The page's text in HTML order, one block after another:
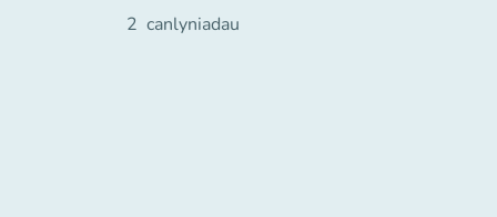
2 canlyniadau